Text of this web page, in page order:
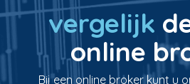
vergelijk
online
Bij een online broker kunt u